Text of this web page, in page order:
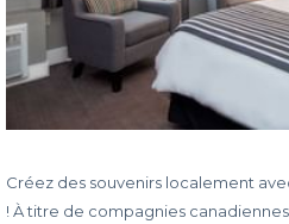
Créez des souvenirs localement
! À titre de compagnies